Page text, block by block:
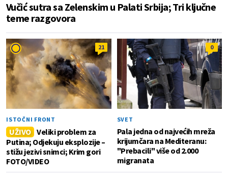
Vučić sutra sa Zelenskim u Palati Srbija; Tri ključne
teme razgovora
21
ISTOČNI FRONT
UŽIVO Veliki problem za
Putina; Odjekuju eksplozije –
stižu jezivi snimci; Krim gori
FOTO/VIDEO
0
SVET
Pala jedna od najvećih mreža
krijumčara na Mediteranu:
"Prebacili" više od 2.000
migranata